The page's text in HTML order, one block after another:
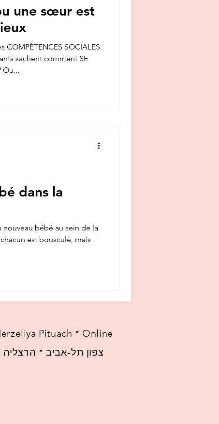
une sœur est
SOCIALES
sachent comment SE
Ou...
dans la
bébé au sein de la
est bousculé, mais
Pituach * Online
צפון תל-אביב * הרצליה